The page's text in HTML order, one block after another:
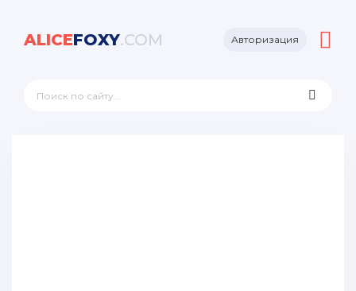
ALICEFOXY.COM Авторизация